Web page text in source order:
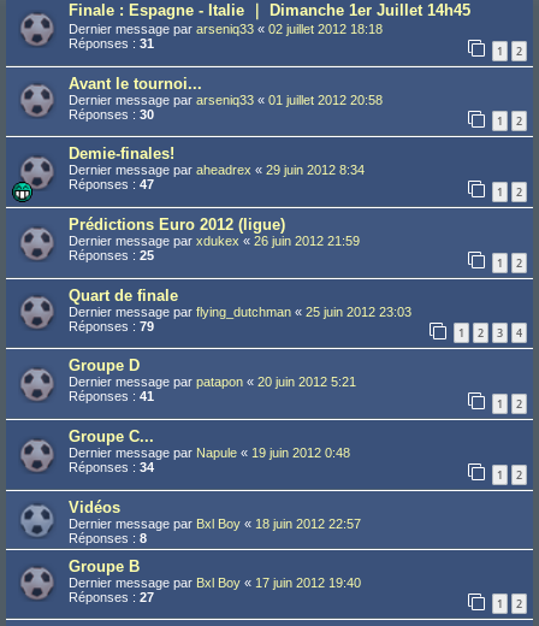
Finale : Espagne - Italie ｜ Dimanche 1er Juillet 14h45
Dernier message par arseniq33 « 02 juillet 2012 18:18
Réponses : 31 1 2
Avant le tournoi...
Dernier message par arseniq33 « 01 juillet 2012 20:58
Réponses : 30 1 2
Demie-finales!
Dernier message par aheadrex « 29 juin 2012 8:34
Réponses : 47 1 2
Prédictions Euro 2012 (ligue)
Dernier message par xdukex « 26 juin 2012 21:59
Réponses : 25 1 2
Quart de finale
Dernier message par flying_dutchman « 25 juin 2012 23:03
Réponses : 79 1 2 3 4
Groupe D
Dernier message par patapon « 20 juin 2012 5:21
Réponses : 41 1 2
Groupe C...
Dernier message par Napule « 19 juin 2012 0:48
Réponses : 34 1 2
Vidéos
Dernier message par Bxl Boy « 18 juin 2012 22:57
Réponses : 8
Groupe B
Dernier message par Bxl Boy « 17 juin 2012 19:40
Réponses : 27 1 2